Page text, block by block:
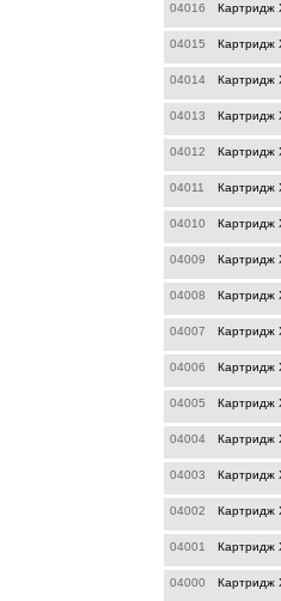
04016 Картридж
04015 Картридж
04014 Картридж
04013 Картридж
04012 Картридж
04011 Картридж
04010 Картридж
04009 Картридж
04008 Картридж
04007 Картридж
04006 Картридж
04005 Картридж
04004 Картридж
04003 Картридж
04002 Картридж
04001 Картридж
04000 Картридж